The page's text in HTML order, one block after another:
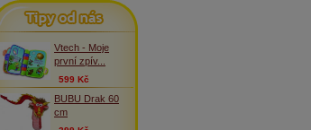
Tipy od nás
Vtech - Moje
první zpív...
599 Kč
BUBU Drak 60
cm